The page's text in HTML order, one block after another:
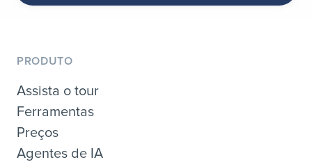
PRODUTO
Assista o tour
Ferramentas
Preços
Agentes de IA